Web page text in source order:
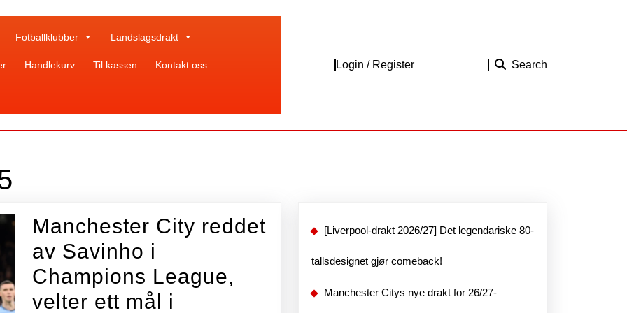
Fotballklubber Landslagsdrakt
Handlekurv Til kassen Kontakt oss Login / RegisterLogin
Search
Manchester City reddet
av Savinho i
Champions League,
velter ett mål i
[Liverpool-drakt 2026/27] Det legendariske 80-
tallsdesignet gjør comeback!
Manchester Citys nye drakt for 26/27-